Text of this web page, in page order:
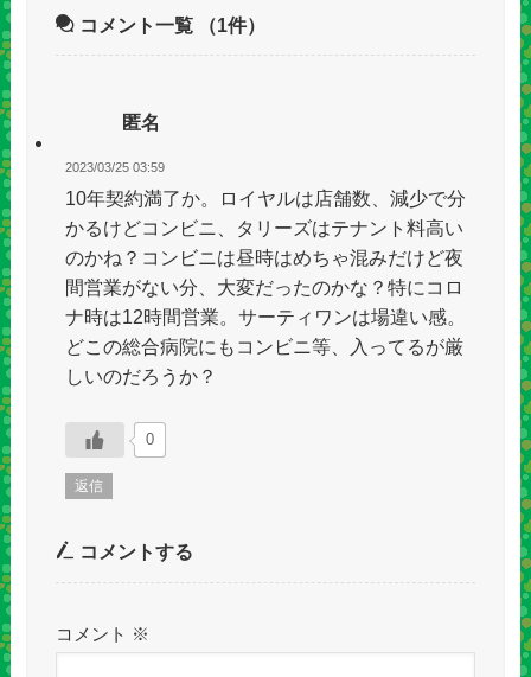
コメント一覧 （1件）
匿名
2023/03/25 03:59
10年契約満了か。ロイヤルは店舗数、減少で分
かるけどコンビニ、タリーズはテナント料高い
のかね？コンビニは昼時はめちゃ混みだけど夜
間営業がない分、大変だったのかな？特にコロ
ナ時は12時間営業。サーティワンは場違い感。
どこの総合病院にもコンビニ等、入ってるが厳
しいのだろうか？
0
返信
コメントする
コメント ※